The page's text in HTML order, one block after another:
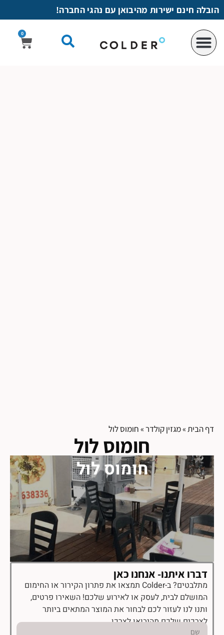
לתוכן
הובלה חינם ישירות מהיבואן עם נהגי החברה!
0
דברו איתנו- אנחנו כאן
מתלבטים? ב-Colder תמצאו את פתרון הקירור או החימום
המושלם לבית, לעסק או לאירוע שלכם! השאירו פרטים,
ותנו לנו לעזור לכם לבחור את המוצר המתאים ביותר
לצרכים שלכם מהיבואן לצרכן.
חומוס לול
חומוס לול
דף הבית»מגזין קולדר»חומוס לול